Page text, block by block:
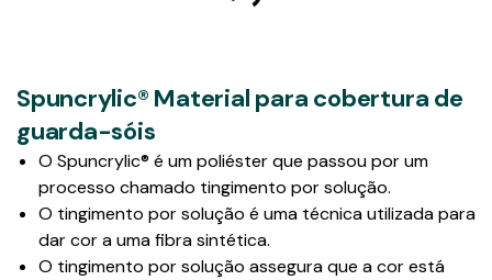
Spuncrylic® Material para cobertura de
guarda-sóis
O Spuncrylic® é um poliéster que passou por um
processo chamado tingimento por solução.
O tingimento por solução é uma técnica utilizada para
dar cor a uma fibra sintética.
O tingimento por solução assegura que a cor está